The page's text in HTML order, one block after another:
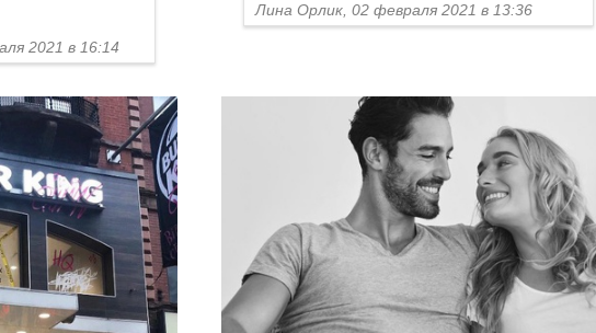
2021 в 16:14
Лина Орлик, 02 февраля 2021 в 13:36